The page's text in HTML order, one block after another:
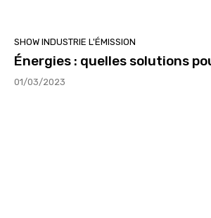
SHOW INDUSTRIE L'ÉMISSION
Énergies : quelles solutions
01/03/2023